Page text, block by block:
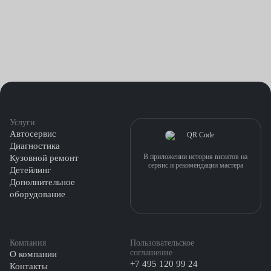
Услуги
Автосервис
Диагностика
Кузовной ремонт
Детейлинг
Дополнительное
оборудование
Компания
О компании
Контакты
Пользовательское
соглашение
+7 495 120 99 24
В приложении история визитов на
сервис и рекомендации мастера